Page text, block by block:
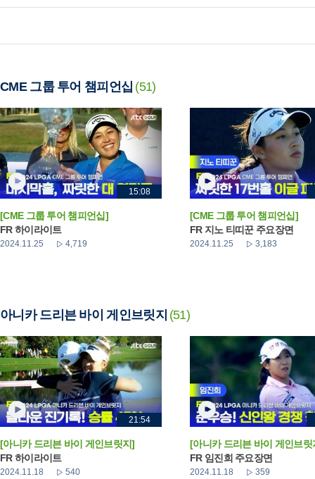
CME 그룹 투어 챔피언십 (51)
15:08
[CME 그룹 투어 챔피언십]
FR 하이라이트
2024.11.25 4,719
[CME 그룹 투어 챔피언십]
FR 지노 티띠꾼 주요장면
2024.11.25 3,183
아니카 드리븐 바이 게인브릿지 (51)
21:54
[아니카 드리븐 바이 게인브릿지]
FR 하이라이트
2024.11.18 540
[아니카 드리븐 바이 게인브릿
FR 임진희 주요장면
2024.11.18 359